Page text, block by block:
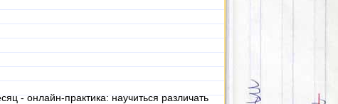
- онлайн-практика: научиться различать